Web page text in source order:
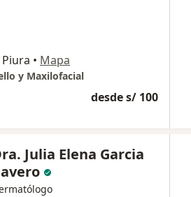
Piura • Mapa
y Maxilofacial
desde s/ 100
Julia Elena Garcia